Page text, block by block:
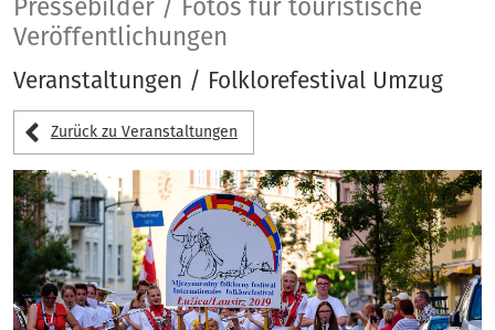
Pressebilder / Fotos für touristische
Veröffentlichungen
Veranstaltungen / Folklorefestival Umzug
Zurück zu Veranstaltungen